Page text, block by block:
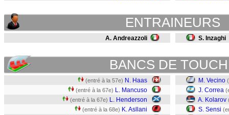
ENTRAINEURS
A. Andreazzoli S. Inzaghi
BANCS DE
(entré à la 57e) N. Haas
(entré à la 67e) L. Mancuso
(entré à la 67e) L. Henderson
(entré à la 68e) K. Asllani
M. Vecino
J. Correa
A. Kolarov
S. Sensi